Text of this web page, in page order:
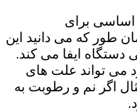
اساسی برای
طور که می دانید این
ایفا می کند.
می تواند علت های
اگر نم و رطوبت به